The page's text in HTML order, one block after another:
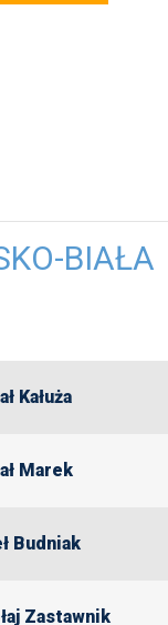
BIAŁA
Kałuża
Marek
Budniak
Zastawnik